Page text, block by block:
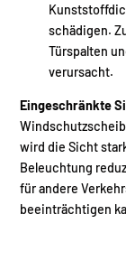
schädigen.
Türspalten
verursacht.
Eingeschränkte
wird die Sicht
Beleuchtung
für andere
beeinträchtigen